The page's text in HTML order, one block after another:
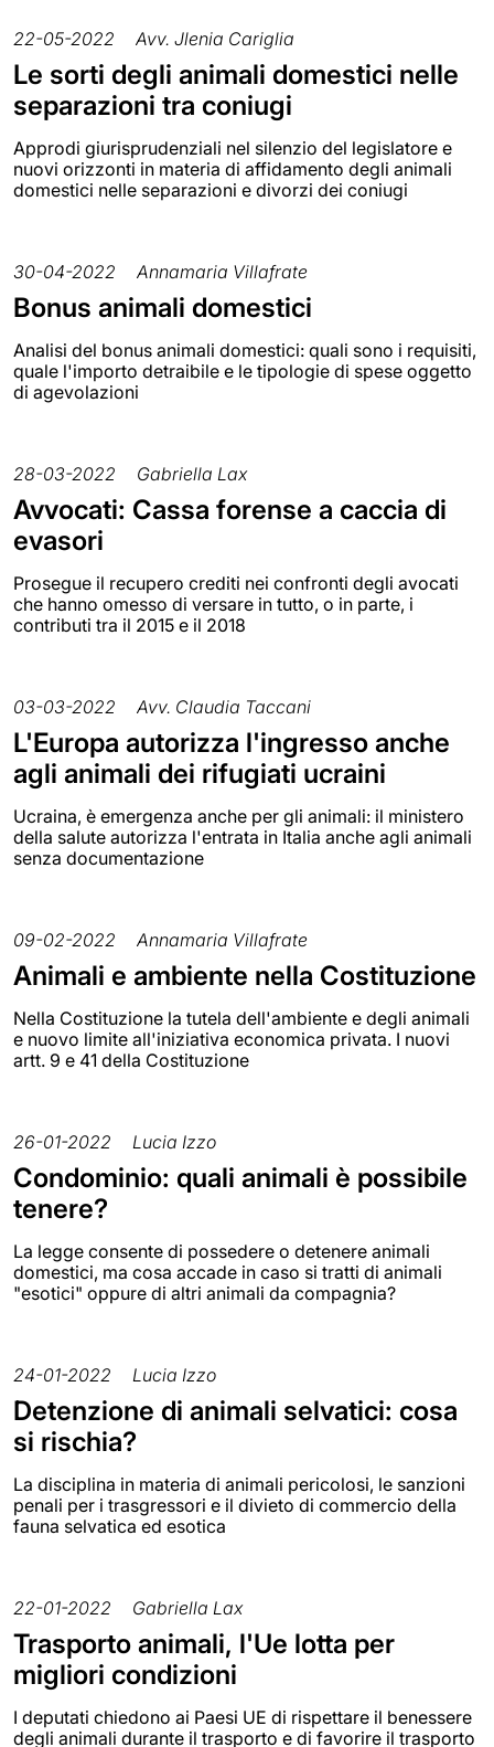
22-05-2022 Avv. Jlenia Cariglia
Le sorti degli animali domestici nelle
separazioni tra coniugi
Approdi giurisprudenziali nel silenzio del legislatore e
nuovi orizzonti in materia di affidamento degli animali
domestici nelle separazioni e divorzi dei coniugi
30-04-2022 Annamaria Villafrate
Bonus animali domestici
Analisi del bonus animali domestici: quali sono i requisiti,
quale l'importo detraibile e le tipologie di spese oggetto
di agevolazioni
28-03-2022 Gabriella Lax
Avvocati: Cassa forense a caccia di
evasori
Prosegue il recupero crediti nei confronti degli avocati
che hanno omesso di versare in tutto, o in parte, i
contributi tra il 2015 e il 2018
03-03-2022 Avv. Claudia Taccani
L'Europa autorizza l'ingresso anche
agli animali dei rifugiati ucraini
Ucraina, è emergenza anche per gli animali: il ministero
della salute autorizza l'entrata in Italia anche agli animali
senza documentazione
09-02-2022 Annamaria Villafrate
Animali e ambiente nella Costituzione
Nella Costituzione la tutela dell'ambiente e degli animali
e nuovo limite all'iniziativa economica privata. I nuovi
artt. 9 e 41 della Costituzione
26-01-2022 Lucia Izzo
Condominio: quali animali è possibile
tenere?
La legge consente di possedere o detenere animali
domestici, ma cosa accade in caso si tratti di animali
"esotici" oppure di altri animali da compagnia?
24-01-2022 Lucia Izzo
Detenzione di animali selvatici: cosa
si rischia?
La disciplina in materia di animali pericolosi, le sanzioni
penali per i trasgressori e il divieto di commercio della
fauna selvatica ed esotica
22-01-2022 Gabriella Lax
Trasporto animali, l'Ue lotta per
migliori condizioni
I deputati chiedono ai Paesi UE di rispettare il benessere
degli animali durante il trasporto e di favorire il trasporto